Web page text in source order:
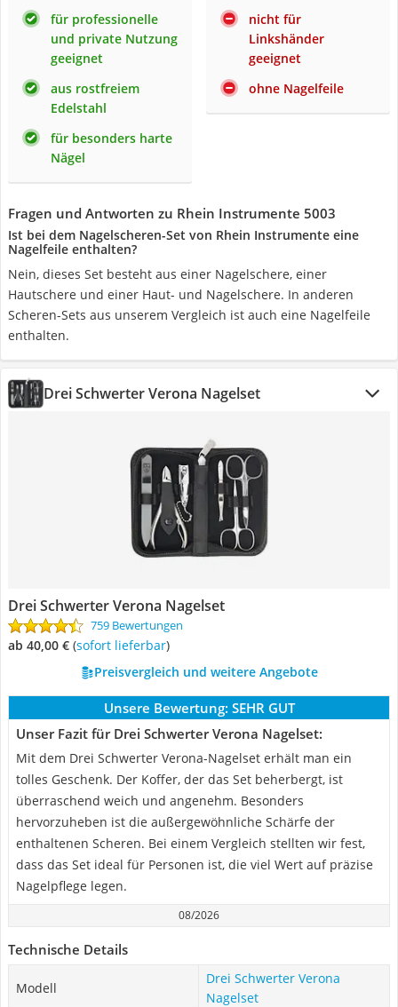
für professionelle
und private Nutzung
geeignet
aus rostfreiem
Edelstahl
für besonders harte
Nägel
nicht für
Linkshänder
geeignet
ohne Nagelfeile
Fragen und Antworten zu Rhein Instrumente 5003
Ist bei dem Nagelscheren-Set von Rhein Instrumente eine
Nagelfeile enthalten?
Nein, dieses Set besteht aus einer Nagelschere, einer
Hautschere und einer Haut- und Nagelschere. In anderen
Scheren-Sets aus unserem Vergleich ist auch eine Nagelfeile
enthalten.
Drei Schwerter Verona Nagelset
Drei Schwerter Verona Nagelset
759 Bewertungen
ab 40,00 € ( Sofort lieferbar)
Preisvergleich und weitere Angebote
Unsere Bewertung: SEHR GUT
Unser Fazit für Drei Schwerter Verona Nagelset:
Mit dem Drei Schwerter Verona-Nagelset erhält man ein
tolles Geschenk. Der Koffer, der das Set beherbergt, ist
überraschend weich und angenehm. Besonders
hervorzuheben ist die außergewöhnliche Schärfe der
enthaltenen Scheren. Bei einem Vergleich stellten wir fest,
dass das Set ideal für Personen ist, die viel Wert auf präzise
Nagelpflege legen.
08/2026
Technische Details
Modell
Drei Schwerter Verona
Nagelset